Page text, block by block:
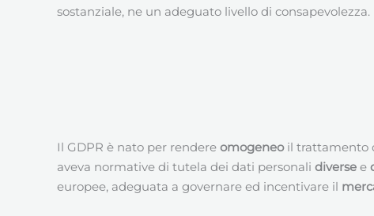
sostanziale, ne un adeguato livello di consapevolezza.
Il GDPR è nato per rendere omogeneoil trattamento
aveva normative di tutela dei dati personali diverse e
europee, adeguata a governare ed incentivare il